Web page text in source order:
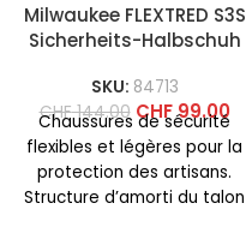
Milwaukee FLEXTRED S3S
Sicherheits-Halbschuh
SKU: 84713
CHF144.00 CHF99.00
Chaussures de sécurité
flexibles et légères pour la
protection des artisans.
Structure d’amorti du talon